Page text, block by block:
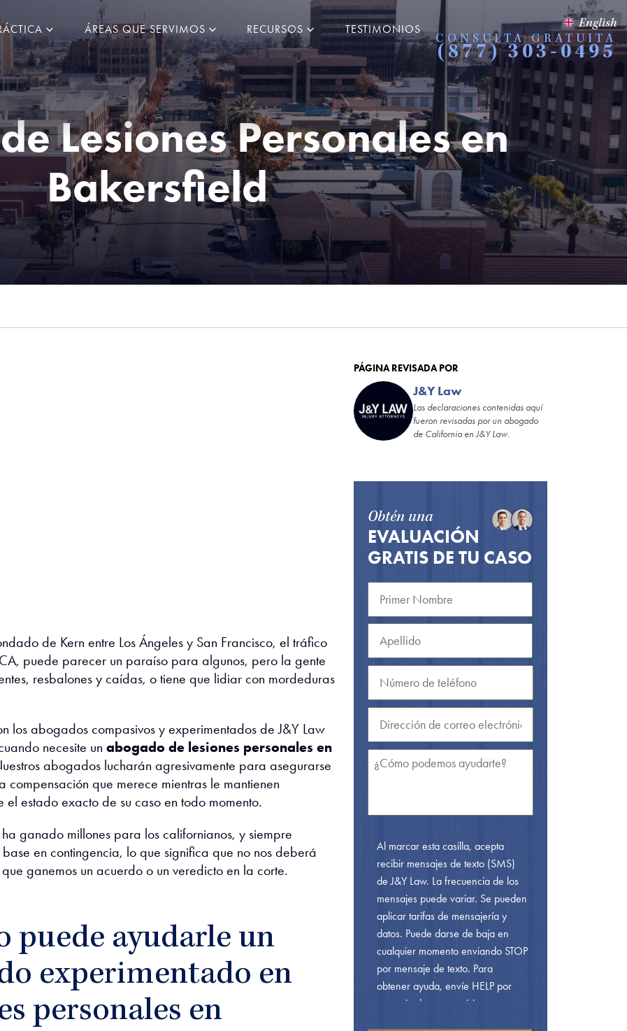
ÁREAS QUE SERVIMOS RECURSOS
TESTIMONIOS
English
CONSULTA GRATUITA
(877) 303-0495
Lesiones Personales en
Bakersfield
de Kern entre Los Ángeles y San Francisco, el tráfico
puede parecer un paraíso para algunos, pero la gente
resbalones y caídas, o tiene que lidiar con mordeduras
los abogados compasivos y experimentados de J&Y Law
necesite un abogado de lesiones personales en
abogados lucharán agresivamente para asegurarse
compensación que merece mientras le mantienen
el estado exacto de su caso en todo momento.
ganado millones para los californianos, y siempre
en contingencia, lo que significa que no nos deberá
ganemos un acuerdo o un veredicto en la corte.
puede ayudarle un
experimentado en
personales en
PÁGINA REVISADA POR
J&Y Law
Las declaraciones contenidas aquí
fueron revisadas por un abogado
de California en J&Y Law.
Obtén una
EVALUACIÓN
GRATIS DE TU CASO
Al marcar esta casilla, acepta
recibir mensajes de texto (SMS)
de J&Y Law. La frecuencia de los
mensajes puede variar. Se pueden
aplicar tarifas de mensajería y
datos. Puede darse de baja en
cualquier momento enviando STOP
por mensaje de texto. Para
obtener ayuda, envíe HELP por
mensaje de texto o visite nuestra